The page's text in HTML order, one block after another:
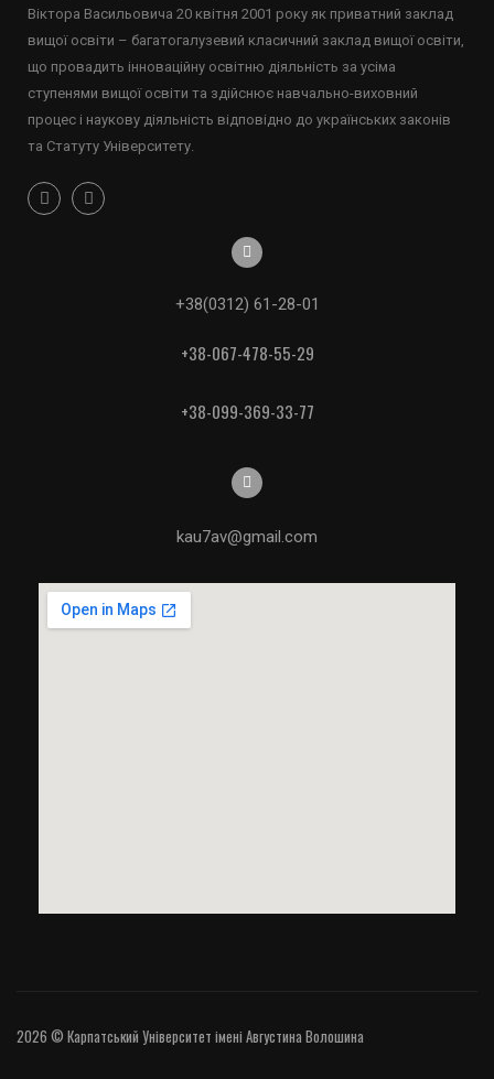
Віктора Васильовича 20 квітня 2001 року як приватний заклад
вищої освіти – багатогалузевий класичний заклад вищої освіти,
що провадить інноваційну освітню діяльність за усіма
ступенями вищої освіти та здійснює навчально-виховний
процес і наукову діяльність відповідно до українських законів
та Статуту Університету.
+38(0312) 61-28-01
+38-067-478-55-29
+38-099-369-33-77
kau7av@gmail.com
2026 © Карпатський Університет імені Августина Волошина